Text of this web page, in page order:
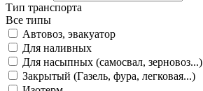
Тип транспорта
Все типы
Автовоз, эвакуатор
Для наливных
Для насыпных (самосвал, зерновоз...)
Закрытый (Газель, фура, легковая...)